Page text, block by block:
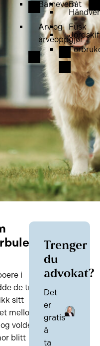
Barnevern
Arv og
arveoppgjør
Båt
Fusk
i
de tre
sitt
mellom
voldelig.
blitt
Trenger
du
advokat?
Det
er
gratis
å
ta